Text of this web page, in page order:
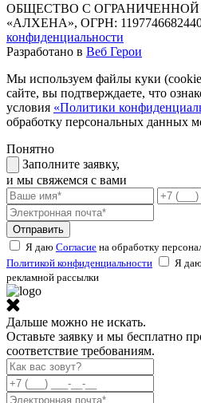
ОБЩЕСТВО С
«АЛХЕНА», ОГРН:
конфиденциальности
Разработано в Веб Герои
Мы используем файлы куки
сайте, вы подтверждаете, что
условия «Политики
обработку персональных данных
Понятно
Заполните заявку,
и мы свяжемся с вами
Отправить
Я даю Согласие на обработку
Политикой конфиденциальности
Я
рекламной рассылки
Дальше можно не искать.
Оставьте заявку и мы бесплатно
соответствие требованиям.